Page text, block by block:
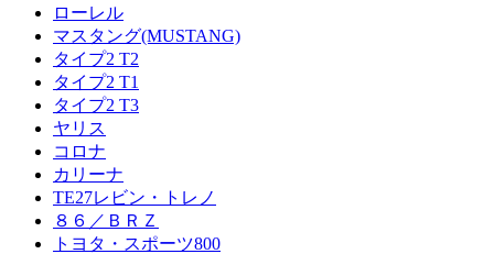
ローレル
マスタング(MUSTANG)
タイプ2 T2
タイプ2 T1
タイプ2 T3
ヤリス
コロナ
カリーナ
TE27レビン・トレノ
８６／ＢＲＺ
トヨタ・スポーツ800